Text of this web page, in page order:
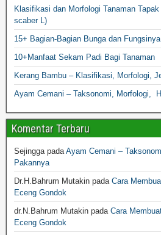
Klasifikasi dan Morfologi Tanaman
scaber L)
15+ Bagian-Bagian Bunga dan Fungsinya
10+Manfaat Sekam Padi Bagi Tanaman
Kerang Bambu – Klasifikasi, Morfologi,
Ayam Cemani – Taksonomi, Morfologi,
Komentar Terbaru
SejinggapadaAyam Cemani –
Pakannya
Dr.H.Bahrum Mutakin pada Cara
Eceng Gondok
dr.N.Bahrum Mutakin pada Cara
Eceng Gondok